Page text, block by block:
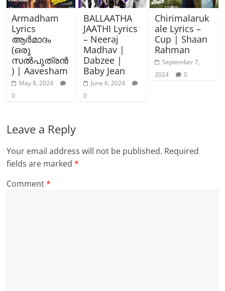
Armadham
Lyrics
ആർമാദം
(ഒരു
സൽപുത്രൻ
) | Aavesham
May 8, 2024
0
BALLAATHA
JAATHI Lyrics
– Neeraj
Madhav |
Dabzee |
Baby Jean
June 6, 2024
0
Chirimalaruk
ale Lyrics –
Cup | Shaan
Rahman
September 7,
2024
0
Leave a Reply
Your email address will not be published. Required
fields are marked*
Comment*